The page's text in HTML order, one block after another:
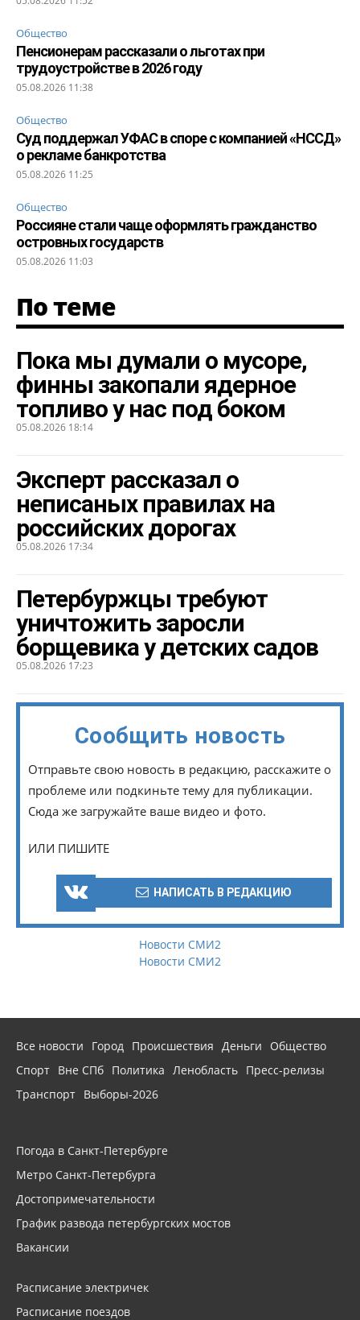
Общество
Пенсионерам рассказали о льготах при
трудоустройстве в 2026 году
05.08.2026 11:38
Общество
Суд поддержал УФАС в споре с компанией «НССД»
о рекламе банкротства
05.08.2026 11:25
Общество
Россияне стали чаще оформлять гражданство
островных государств
05.08.2026 11:03
По теме
Пока мы думали о мусоре,
финны закопали ядерное
топливо у нас под боком
05.08.2026 18:14
Эксперт рассказал о
неписаных правилах на
российских дорогах
05.08.2026 17:34
Петербуржцы требуют
уничтожить заросли
борщевика у детских садов
05.08.2026 17:23
Сообщить новость
Отправьте свою новость в редакцию, расскажите о
проблеме или подкиньте тему для публикации.
Сюда же загружайте ваше видео и фото.
ИЛИ ПИШИТЕ
НАПИСАТЬ В РЕДАКЦИЮ
Новости СМИ2
Новости СМИ2
Все новости Город Происшествия Деньги
Общество
Спорт Вне СПб Политика Ленобласть Пресс-релизы
Транспорт Выборы-2026
Погода в Санкт-Петербурге
Метро Санкт-Петербурга
Достопримечательности
График развода петербургских мостов
Вакансии
Расписание электричек
Расписание поездов